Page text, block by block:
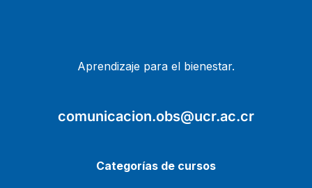
Aprendizaje para el bienestar.
comunicacion.obs@ucr.ac.cr
Categorías de cursos